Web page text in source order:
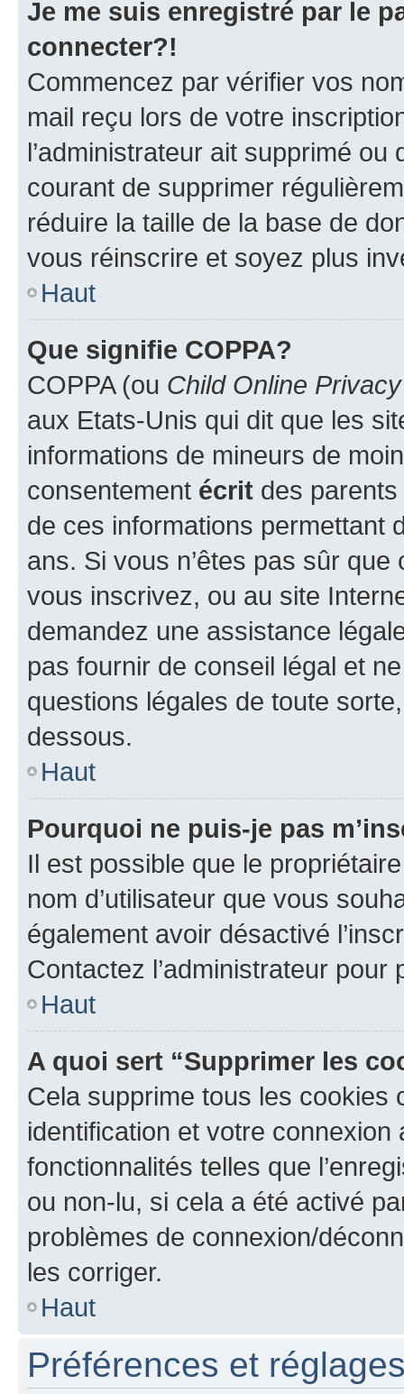
Je me suis enregistré par le
connecter?!
Commencez par vérifier vos
mail reçu lors de votre
l’administrateur ait supprimé
courant de supprimer
réduire la taille de la base de
vous réinscrire et soyez plus
Haut
Que signifie COPPA?
COPPA (ou Child Online
aux Etats-Unis qui dit que les
informations de mineurs de
consentement écrit des parents
de ces informations permettant
ans. Si vous n’êtes pas sûr
vous inscrivez, ou au site
demandez une assistance
pas fournir de conseil légal et
questions légales de toute
dessous.
Haut
Pourquoi ne puis-je pas
Il est possible que le
nom d’utilisateur que vous
également avoir désactivé
Contactez l’administrateur
Haut
A quoi sert “Supprimer les
Cela supprime tous les cookies
identification et votre
fonctionnalités telles que
ou non-lu, si cela a été activé
problèmes de connexion/
les corriger.
Haut
Préférences et